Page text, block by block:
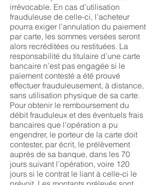
irrévocable. En cas d’utilisation
frauduleuse de celle-ci, l’acheteur
pourra exiger l’annulation du paiement
par carte, les sommes versées seront
alors recréditées ou restituées. La
responsabilité du titulaire d’une carte
bancaire n’est pas engagée si le
paiement contesté a été prouvé
effectuer frauduleusement, à distance,
sans utilisation physique de sa carte.
Pour obtenir le remboursement du
débit frauduleux et des éventuels frais
bancaires que l’opération a pu
engendrer, le porteur de la carte doit
contester, par écrit, le prélèvement
auprès de sa banque, dans les 70
jours suivant l’opération, voire 120
jours si le contrat le liant à celle-ci le